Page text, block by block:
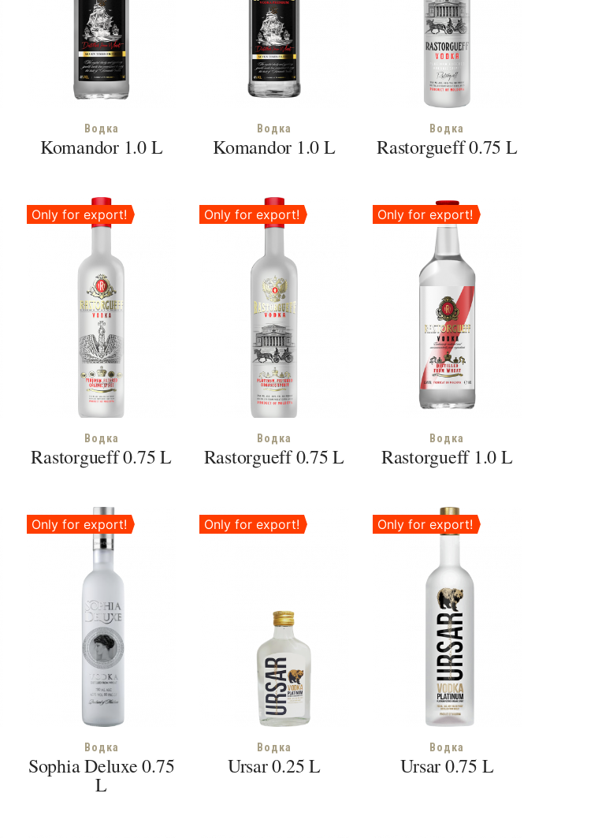
Водка
Komandor 1.0 L
Водка
Komandor 1.0 L
Водка
Rastorgueff 0.75 L
Only for export!
Водка
Rastorgueff 0.75 L
Only for export!
Водка
Rastorgueff 0.75 L
Only for export!
Водка
Rastorgueff 1.0 L
Only for export!
Водка
Sophia Deluxe 0.75
L
Only for export!
Водка
Ursar 0.25 L
Only for export!
Водка
Ursar 0.75 L